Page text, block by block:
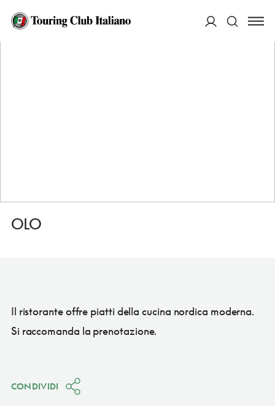
HOME
OLO
Il ristorante offre piatti della cucina nordica moderna.
Si raccomanda la prenotazione.
CONDIVIDI